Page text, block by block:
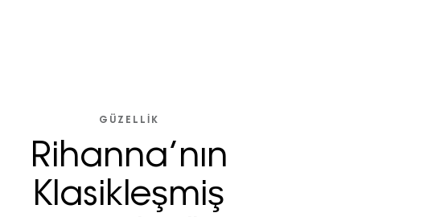
GÜZELLIK
Rihanna’nın
Klasikleşmiş